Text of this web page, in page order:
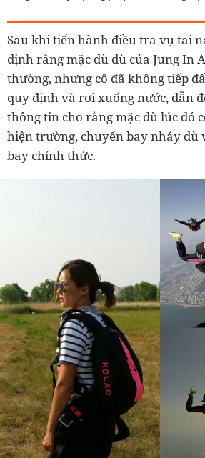
Sau khi tiến hành điều tra vụ tai
định rằng mặc dù dù của Jung In
thường, nhưng cô đã không tiếp
quy định và rơi xuống nước, dẫn
thông tin cho rằng mặc dù lúc đó
hiện trường, chuyến bay nhảy dù
bay chính thức.